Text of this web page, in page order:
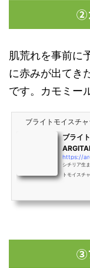
②
肌荒れを事前に
に赤みが出てき
です。カモミー
ブライトモイスチ
ブライ
https://
シチリア生
トモイスチ
③